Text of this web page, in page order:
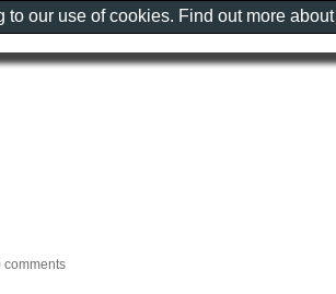
comments
our use of cookies. Find out more about